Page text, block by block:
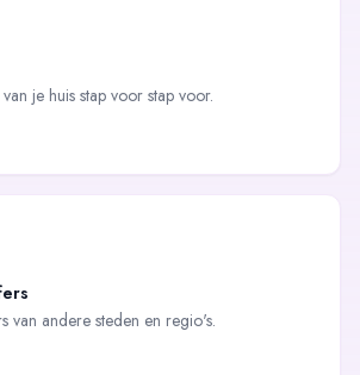
je huis stap voor stap voor.
van andere steden en regio's.